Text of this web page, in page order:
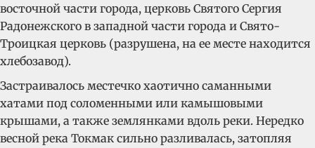
восточной части города, церковь Святого Сергия
Радонежского в западной части города и Свято-
Троицкая церковь (разрушена, на ее месте находится
хлебозавод).
Застраивалось местечко хаотично саманными
хатами под соломенными или камышовыми
крышами, а также землянками вдоль реки. Нередко
весной река Токмак сильно разливалась, затопляя